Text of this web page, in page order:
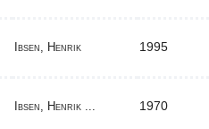
Ibsen, Henrik 1995
Ibsen, Henrik ... 1970